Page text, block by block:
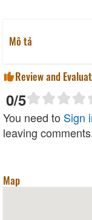
Mô tả
Review and
0/5
You need to Sign
leaving
Map